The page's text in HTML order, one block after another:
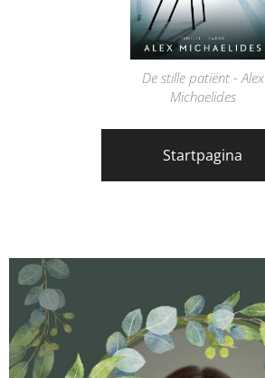
De stille patiënt - Alex
Michaelides
Startpagina